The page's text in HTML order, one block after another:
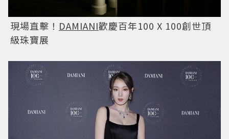
現場直擊！ DAMIANI歡慶百年100 X 100創世頂
級珠寶展